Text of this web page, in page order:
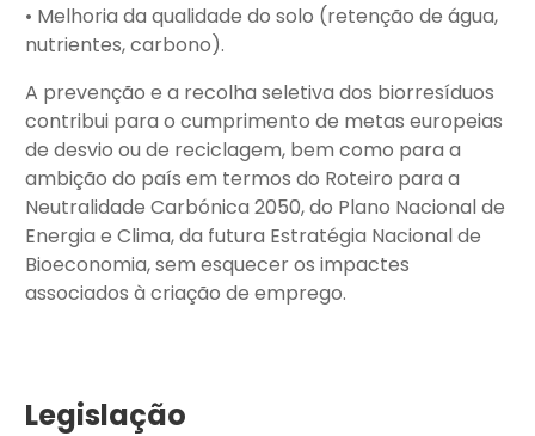
• Melhoria da qualidade do solo (retenção de água,
nutrientes, carbono).
A prevenção e a recolha seletiva dos biorresíduos
contribui para o cumprimento de metas europeias
de desvio ou de reciclagem, bem como para a
ambição do país em termos do Roteiro para a
Neutralidade Carbónica 2050, do Plano Nacional de
Energia e Clima, da futura Estratégia Nacional de
Bioeconomia, sem esquecer os impactes
associados à criação de emprego.
Legislação